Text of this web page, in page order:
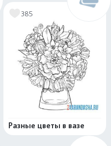
385
Разные цветы в вазе